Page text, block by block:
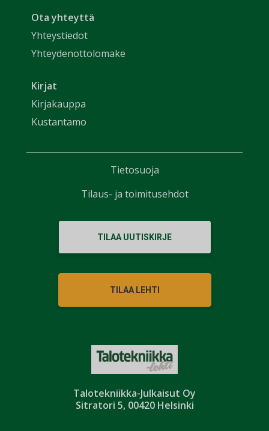
Talotekniikka-Julkaisut Oy
Sitratori 5, 00420 Helsinki
Ota yhteyttä
Yhteystiedot
Yhteydenottolomake
Kirjat
Kirjakauppa
Kustantamo
TILAA UUTISKIRJE
TILAA LEHTI
Tietosuoja
Tilaus- ja toimitusehdot